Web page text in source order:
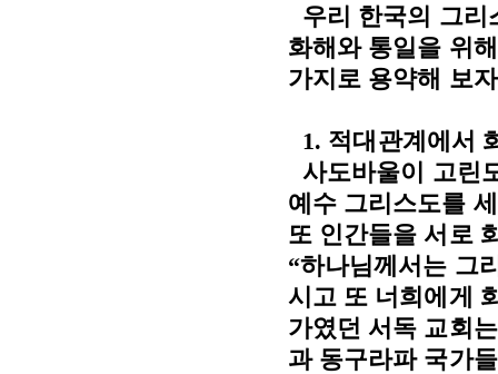
우리 한국의 그
화해와 통일을 위
가지로 용약해 보자
1. 적대관계에서
사도바울이 고린
예수 그리스도를
또 인간들을 서로
“하나님께서는 그
시고 또 너희에게
가였던 서독 교회
과 동구라파 국가